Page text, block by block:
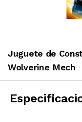
Juguete de
Wolverine Mech